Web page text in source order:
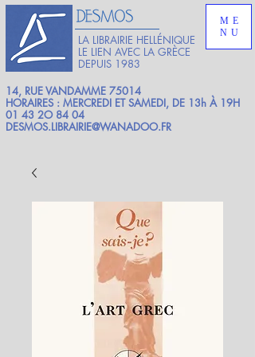
LA LIBRAIRIE HELLÉNIQUE
LE LIEN AVEC LA GRÈCE
DEPUIS 1983
ME
NU
14, RUE VANDAMME 75014
HORAIRES : MERCREDI ET SAMEDI, DE 13h À 19H
01 43 2O 84 04
DESMOS.LIBRAIRIE@WANADOO.FR